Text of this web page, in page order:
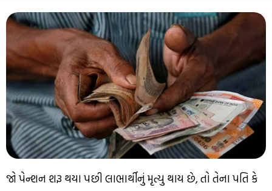
જો પેન્શન શરૂ થયા પછી લાભાર્થીનું મૃત્યુ થાય છે, તો તેના પતિ કે